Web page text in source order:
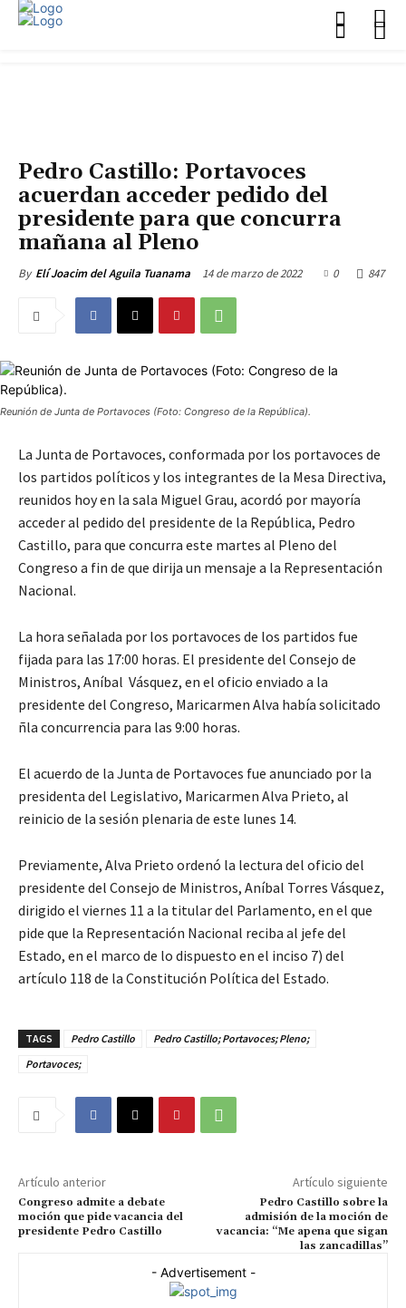
Pedro Castillo: Portavoces
acuerdan acceder pedido del
presidente para que concurra
mañana al Pleno
By Elí Joacim del Aguila Tuanama 14 de marzo de 2022 0 847
Reunión de Junta de Portavoces (Foto: Congreso de la República).
La Junta de Portavoces, conformada por los portavoces de
los partidos políticos y los integrantes de la Mesa Directiva,
reunidos hoy en la sala Miguel Grau, acordó por mayoría
acceder al pedido del presidente de la República, Pedro
Castillo, para que concurra este martes al Pleno del
Congreso a fin de que dirija un mensaje a la Representación
Nacional.
La hora señalada por los portavoces de los partidos fue
fijada para las 17:00 horas. El presidente del Consejo de
Ministros, Aníbal Vásquez, en el oficio enviado a la
presidente del Congreso, Maricarmen Alva había solicitado
ñla concurrencia para las 9:00 horas.
El acuerdo de la Junta de Portavoces fue anunciado por la
presidenta del Legislativo, Maricarmen Alva Prieto, al
reinicio de la sesión plenaria de este lunes 14.
Previamente, Alva Prieto ordenó la lectura del oficio del
presidente del Consejo de Ministros, Aníbal Torres Vásquez,
dirigido el viernes 11 a la titular del Parlamento, en el que
pide que la Representación Nacional reciba al jefe del
Estado, en el marco de lo dispuesto en el inciso 7) del
artículo 118 de la Constitución Política del Estado.
TAGS Pedro Castillo
Pedro Castillo; Portavoces; Pleno;
Portavoces;
Artículo anterior
Congreso admite a debate
moción que pide vacancia del
presidente Pedro Castillo
Artículo siguiente
Pedro Castillo sobre la
admisión de la moción de
vacancia: “Me apena que sigan
las zancadillas”
- Advertisement -